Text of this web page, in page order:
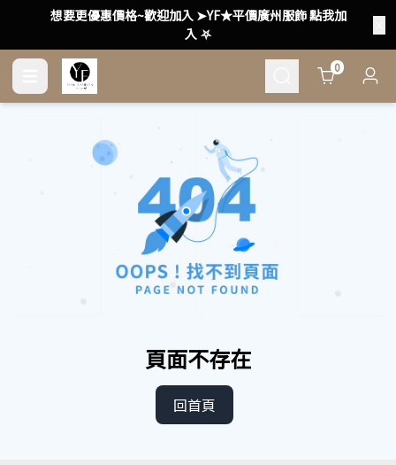
想要更優惠價格~歡迎加入 ➤YF★平價廣州服飾 點我加
入 ⛧
Cart0
頁面不存在
回首頁